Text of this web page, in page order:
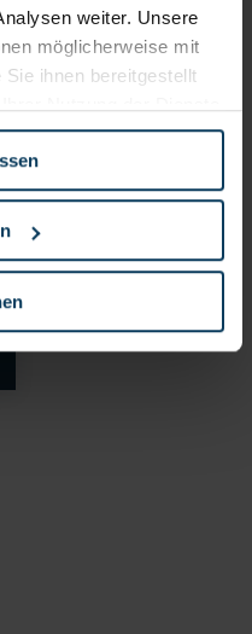
weiter. Unsere
möglicherweise mit
ihnen bereitgestellt